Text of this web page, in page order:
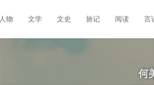
人物 文学 文史 旅记 阅读 言
何